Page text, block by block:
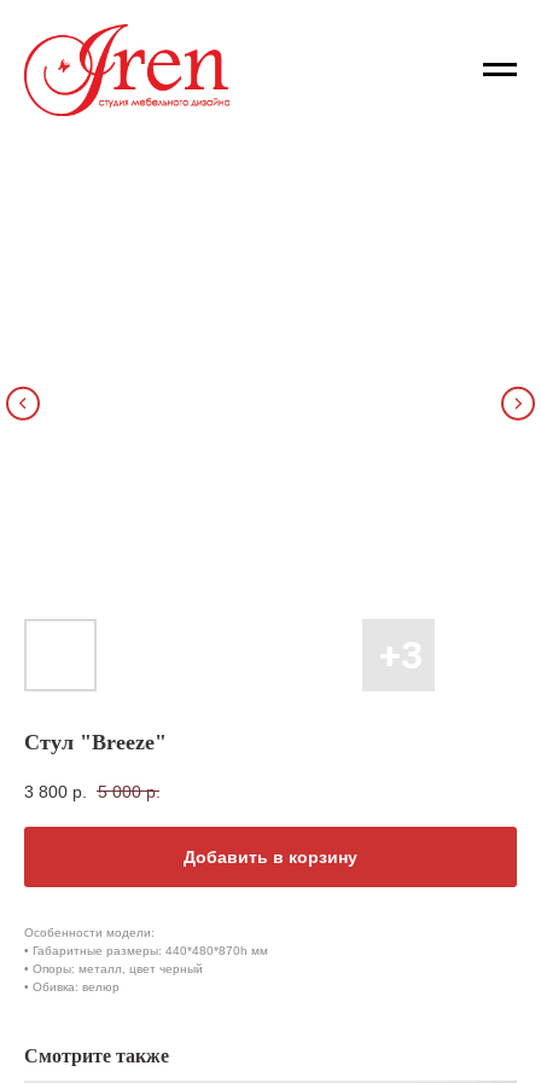
Стул "Breeze"
3 800 р. 5 000 р.
Добавить в корзину
Особенности модели:
• Габаритные размеры: 440*480*870h мм
• Опоры: металл, цвет черный
• Обивка: велюр
Смотрите также